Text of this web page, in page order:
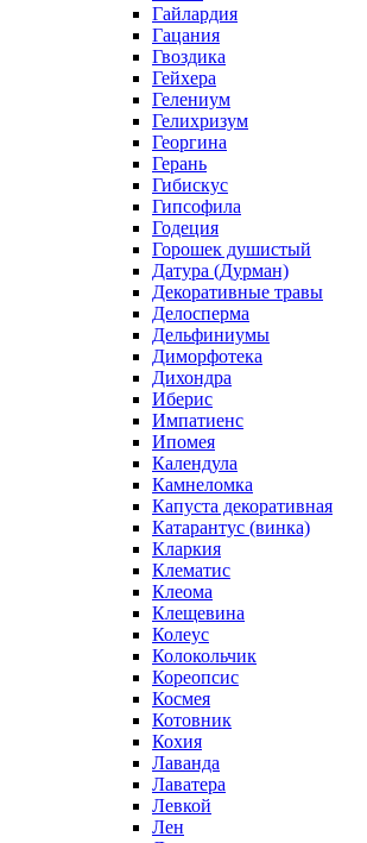
Гайлардия
Гацания
Гвоздика
Гейхера
Гелениум
Гелихризум
Георгина
Герань
Гибискус
Гипсофила
Годеция
Горошек душистый
Датура (Дурман)
Декоративные травы
Делосперма
Дельфиниумы
Диморфотека
Дихондра
Иберис
Импатиенс
Ипомея
Календула
Камнеломка
Капуста декоративная
Катарантус (винка)
Кларкия
Клематис
Клеома
Клещевина
Колеус
Колокольчик
Кореопсис
Космея
Котовник
Кохия
Лаванда
Лаватера
Левкой
Лен